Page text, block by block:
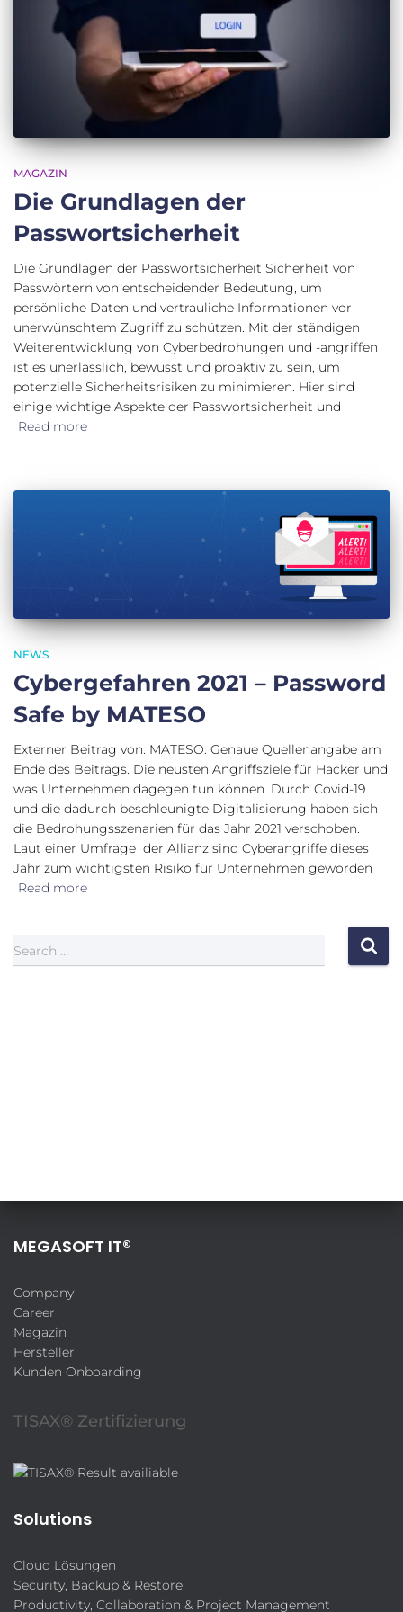
MAGAZIN
Die Grundlagen der
Passwortsicherheit
Die Grundlagen der Passwortsicherheit Sicherheit von
Passwörtern von entscheidender Bedeutung, um
persönliche Daten und vertrauliche Informationen vor
unerwünschtem Zugriff zu schützen. Mit der ständigen
Weiterentwicklung von Cyberbedrohungen und -angriffen
ist es unerlässlich, bewusst und proaktiv zu sein, um
potenzielle Sicherheitsrisiken zu minimieren. Hier sind
einige wichtige Aspekte der Passwortsicherheit und
Read more
NEWS
Cybergefahren 2021 – Password
Safe by MATESO
Externer Beitrag von: MATESO. Genaue Quellenangabe am
Ende des Beitrags. Die neusten Angriffsziele für Hacker und
was Unternehmen dagegen tun können. Durch Covid-19
und die dadurch beschleunigte Digitalisierung haben sich
die Bedrohungsszenarien für das Jahr 2021 verschoben.
Laut einer Umfrage der Allianz sind Cyberangriffe dieses
Jahr zum wichtigsten Risiko für Unternehmen geworden
Read more
Search …
MEGASOFT IT®
Company
Career
Magazin
Hersteller
Kunden Onboarding
TISAX® Zertifizierung
Solutions
Cloud Lösungen
Security, Backup & Restore
Productivity, Collaboration & Project Management